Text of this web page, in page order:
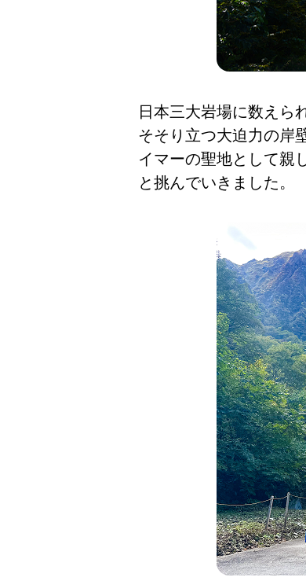
日本三大岩場に数えら
そそり立つ大迫力の岸
イマーの聖地として親
と挑んでいきました。